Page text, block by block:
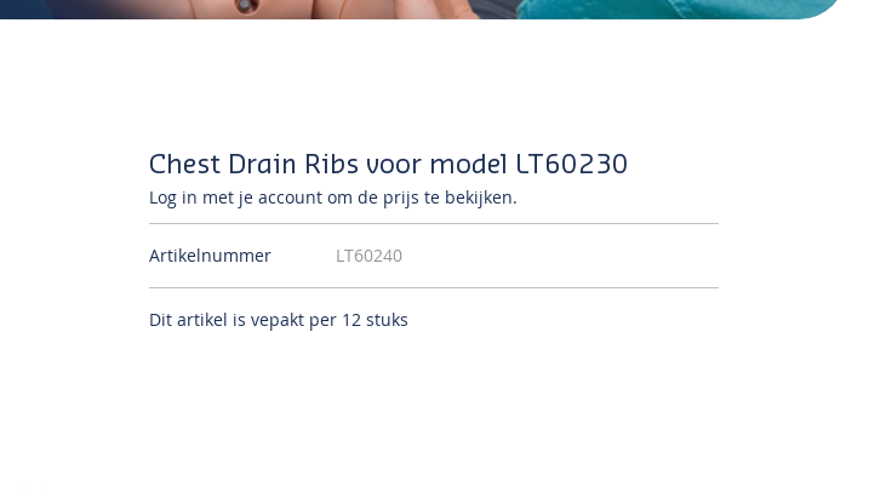
Chest Drain Ribs voor model LT60230
Log in met je account om de prijs te bekijken.
Artikelnummer LT60240
Dit artikel is vepakt per 12 stuks